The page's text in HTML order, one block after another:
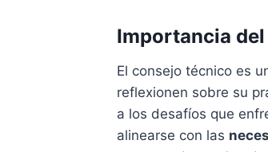
Importancia
El consejo técnico es
reflexionen sobre su
a los desafíos que
alinearse con las